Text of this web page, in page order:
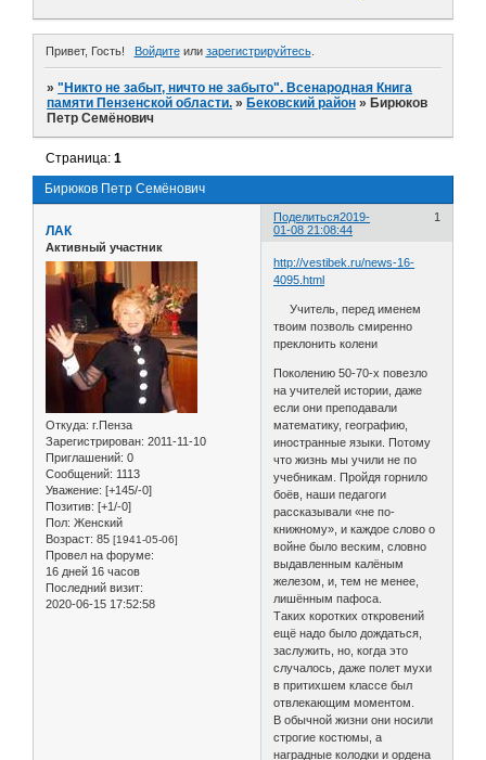
Привет, Гость! Войдитеили зарегистрируйтесь.
»"Никто не забыт, ничто не забыто". Всенародная Книга
памяти Пензенской области. » Бековский район » Бирюков
Петр Семёнович
Бирюков Петр Семёнович
Страница:1
Поделиться 1
2019-
01-08 21:08:44
ЛАК
Активный участник
Откуда: г.Пенза
Зарегистрирован: 2011-11-10
Приглашений: 0
Сообщений: 1113
Уважение: [+145/-0]
Позитив: [+1/-0]
Пол: Женский
Возраст: 85 [1941-05-06]
Провел на форуме:
16 дней 16 часов
Последний визит:
2020-06-15 17:52:58
http://vestibek.ru/news-16-
4095.html
Учитель, перед именем
твоим позволь смиренно
преклонить колени
Поколению 50-70-х повезло
на учителей истории, даже
если они преподавали
математику, географию,
иностранные языки. Потому
что жизнь мы учили не по
учебникам. Пройдя горнило
боёв, наши педагоги
рассказывали «не по-
книжному», и каждое слово о
войне было веским, словно
выдавленным калёным
железом, и, тем не менее,
лишённым пафоса.
Таких коротких откровений
ещё надо было дождаться,
заслужить, но, когда это
случалось, даже полет мухи
в притихшем классе был
отвлекающим моментом.
В обычной жизни они носили
строгие костюмы, а
наградные колодки и ордена